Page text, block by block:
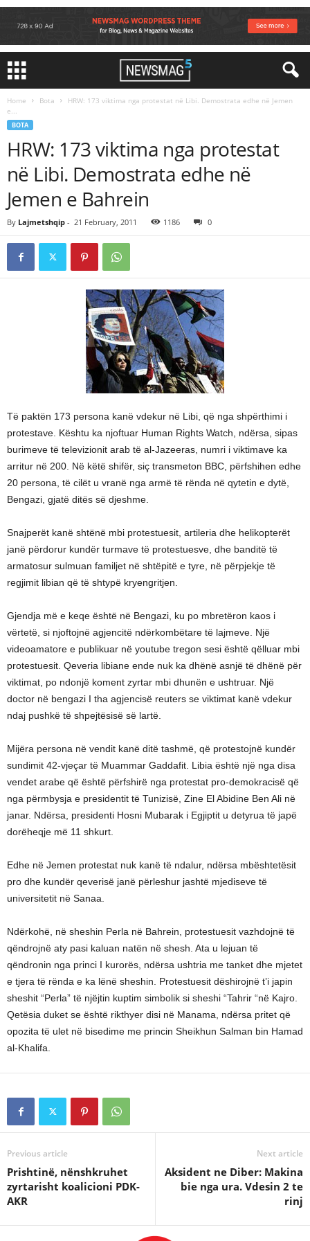
Home Bota
HRW: 173 viktima nga protestat në Libi. Demostrata edhe në Jemen
e...
BOTA
HRW: 173 viktima nga protestat
në Libi. Demostrata edhe në
Jemen e Bahrein
By Lajmetshqip - 21 February, 2011 1186 0
Të paktën 173 persona kanë vdekur në Libi, që nga shpërthimi i
protestave. Kështu ka njoftuar Human Rights Watch, ndërsa, sipas
burimeve të televizionit arab të al-Jazeeras, numri i viktimave ka
arritur në 200. Në këtë shifër, siç transmeton BBC, përfshihen edhe
20 persona, të cilët u vranë nga armë të rënda në qytetin e dytë,
Bengazi, gjatë ditës së djeshme.
Snajperët kanë shtënë mbi protestuesit, artileria dhe helikopterët
janë përdorur kundër turmave të protestuesve, dhe banditë të
armatosur sulmuan familjet në shtëpitë e tyre, në përpjekje të
regjimit libian që të shtypë kryengritjen.
Gjendja më e keqe është në Bengazi, ku po mbretëron kaos i
vërtetë, si njoftojnë agjencitë ndërkombëtare të lajmeve. Një
videoamatore e publikuar në youtube tregon sesi është qëlluar mbi
protestuesit. Qeveria libiane ende nuk ka dhënë asnjë të dhënë për
viktimat, po ndonjë koment zyrtar mbi dhunën e ushtruar. Një
doctor në bengazi I tha agjencisë reuters se viktimat kanë vdekur
ndaj pushkë të shpejtësisë së lartë.
Mijëra persona në vendit kanë ditë tashmë, që protestojnë kundër
sundimit 42-vjeçar të Muammar Gaddafit. Libia është një nga disa
vendet arabe që është përfshirë nga protestat pro-demokracisë që
nga përmbysja e presidentit të Tunizisë, Zine El Abidine Ben Ali në
janar. Ndërsa, presidenti Hosni Mubarak i Egjiptit u detyrua të japë
dorëheqje më 11 shkurt.
Edhe në Jemen protestat nuk kanë të ndalur, ndërsa mbështetësit
pro dhe kundër qeverisë janë përleshur jashtë mjediseve të
universitetit në Sanaa.
Ndërkohë, në sheshin Perla në Bahrein, protestuesit vazhdojnë të
qëndrojnë aty pasi kaluan natën në shesh. Ata u lejuan të
qëndronin nga princi I kurorës, ndërsa ushtria me tanket dhe mjetet
e tjera të rënda e ka lënë sheshin. Protestuesit dëshirojnë t’i japin
sheshit “Perla” të njëjtin kuptim simbolik si sheshi “Tahrir “në Kajro.
Qetësia duket se është rikthyer disi në Manama, ndërsa pritet që
opozita të ulet në bisedime me princin Sheikhun Salman bin Hamad
al-Khalifa.
Previous article
Prishtinë, nënshkruhet
zyrtarisht koalicioni PDK-
AKR
Next article
Aksident ne Diber: Makina
bie nga ura. Vdesin 2 te
rinj